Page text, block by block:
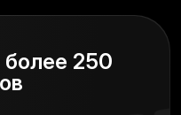
более 250